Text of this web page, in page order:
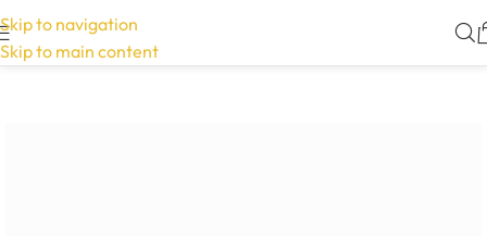
Skip to navigation
Skip to main content